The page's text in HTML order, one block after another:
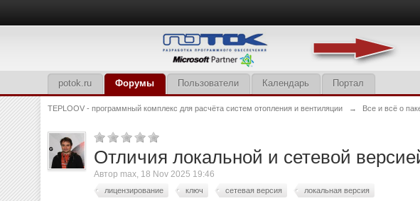
potok.ru Форумы Пользователи Календарь Портал
TEPLOOV - программный комплекс для расчёта систем отопления и вентиляции → Все и всё о
Отличия локальной и сетевой
Автор max, 18 Nov 2025 19:46
лицензирование ключ сетевая версия локальная версия